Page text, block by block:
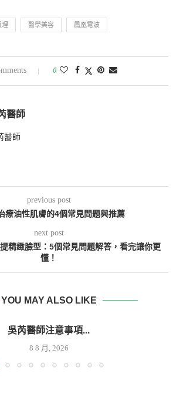
理 醫學美容 鳳凰電波
0
醫師
醫師
previous post
療油性肌膚的4個常見問題與推薦
next post
精緻臉型：5個常見問題解答，看完讓你更
懂！
YOU MAY ALSO LIKE
吳芮醫師注意事項...
8 8 月, 2026